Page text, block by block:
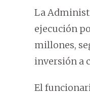
La
ejecución
millones,
inversión a
El